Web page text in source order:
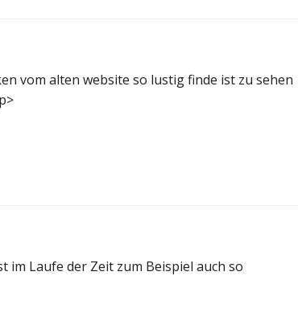
vom alten website so lustig finde ist zu sehen
im Laufe der Zeit zum Beispiel auch so